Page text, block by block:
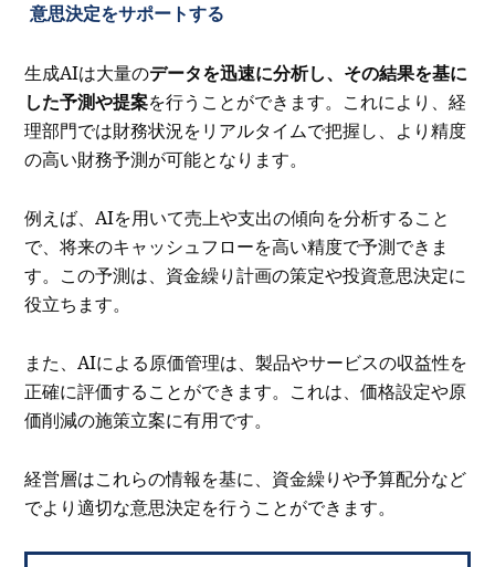
意思決定をサポートする
生成AIは大量のデータを迅速に分析し、その結果を基に
した予測や提案を行うことができます。これにより、経
理部門では財務状況をリアルタイムで把握し、より精度
の高い財務予測が可能となります。
例えば、AIを用いて売上や支出の傾向を分析すること
で、将来のキャッシュフローを高い精度で予測できま
す。この予測は、資金繰り計画の策定や投資意思決定に
役立ちます。
また、AIによる原価管理は、製品やサービスの収益性を
正確に評価することができます。これは、価格設定や原
価削減の施策立案に有用です。
経営層はこれらの情報を基に、資金繰りや予算配分など
でより適切な意思決定を行うことができます。